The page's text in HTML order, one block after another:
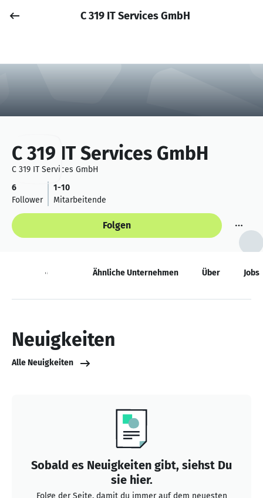
Anmelden
C 319 IT Services GmbH
C 319 IT Services GmbH
C 319 IT Services GmbH
6
Follower
1-10
Mitarbeitende
Folgen
Neuigkeiten Ähnliche Unternehmen Über Jobs
Neuigkeiten
Alle Neuigkeiten
Sobald es Neuigkeiten gibt, siehst Du
sie hier.
Folge der Seite, damit du immer auf dem neuesten